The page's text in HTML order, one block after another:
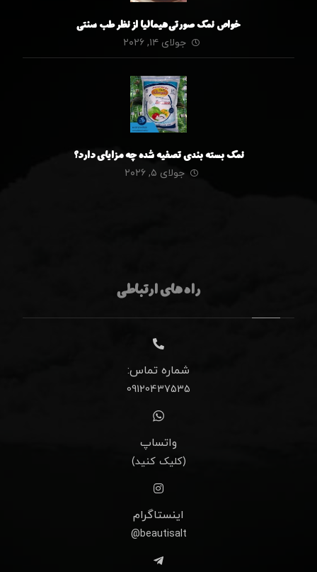
خواص نمک صورتی هیمالیا از نظر طب سنتی
جولای ۱۴, ۲۰۲۶
نمک بسته بندی تصفیه شده چه مزایای دارد؟
جولای ۵, ۲۰۲۶
راه های ارتباطی
شماره تماس:
09120437535
واتساپ
(کلیک کنید)
اینستاگرام
beautisalt@